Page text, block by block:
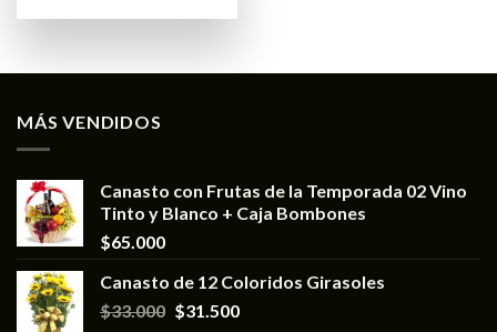
MÁS VENDIDOS
Canasto con Frutas de la Temporada 02 Vino
Tinto y Blanco + Caja Bombones
$65.000
Canasto de 12 Coloridos Girasoles
$33.000 $31.500